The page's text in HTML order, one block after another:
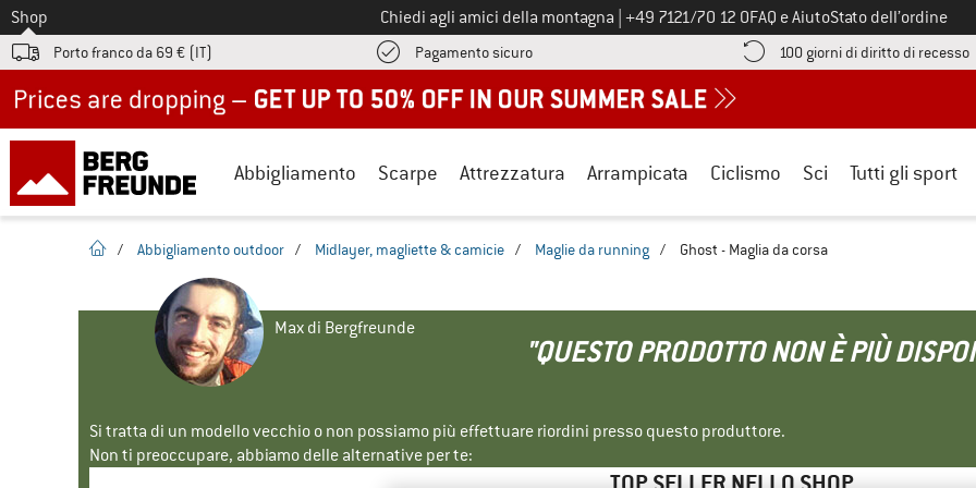
Allo
Shop Chiedi agli amici della montagna Chiamaci al numero
+49 7121/70 12 0FAQ e AiutoStato dell’ordine
Porto franco da 69 € (IT) Pagamento sicuroQui trovi le informazioni di pagamento! Si apre in una casella
100 giorni di diritto di recesso
Abbigliamento Scarpe Attrezzatura Arrampicata Ciclismo Sci Tutti gli sport
pagina iniziale
/ Abbigliamento outdoor / Midlayer, magliette & camicie / Maglie da running / Ghost - Maglia da corsa
Max di Bergfreunde
"QUESTO PRODOTTO NON È PIÙ
Si tratta di un modello vecchio o non possiamo più effettuare riordini presso questo produttore.
Non ti preoccupare, abbiamo delle alternative per te: